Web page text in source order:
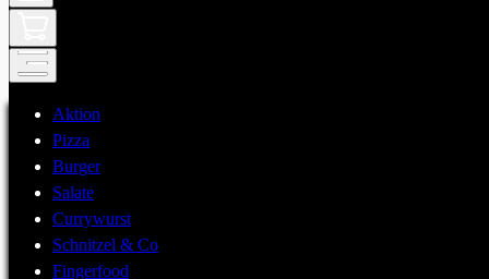
Aktion
Pizza
Burger
Salate
Currywurst
Schnitzel & Co
Fingerfood